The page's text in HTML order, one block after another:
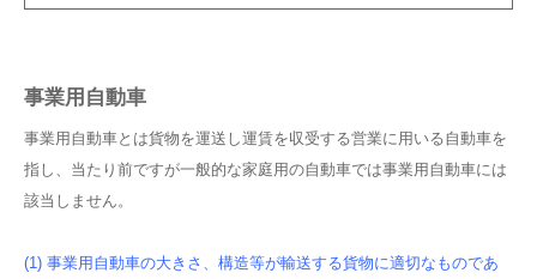
事業用自動車
事業用自動車とは貨物を運送し運賃を収受する営業に用いる自動車を
指し、当たり前ですが一般的な家庭用の自動車では事業用自動車には
該当しません。
(1) 事業用自動車の大きさ、構造等が輸送する貨物に適切なものであ